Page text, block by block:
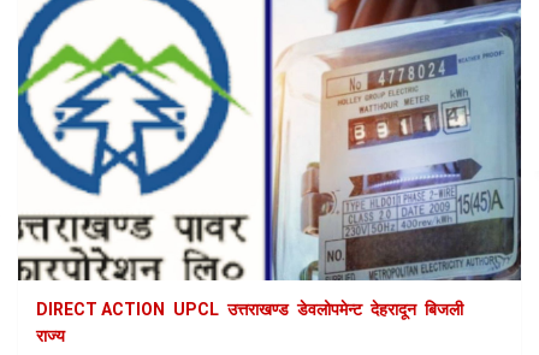
DIRECT ACTION UPCL उत्तराखण्ड डेवलोपमेन्ट देहरादून बिजली
राज्य